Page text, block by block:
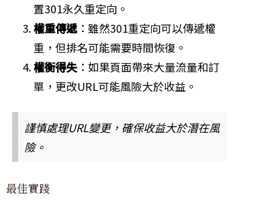
置301永久重定向。
權重傳遞：雖然301重定向可以傳遞權
重，但排名可能需要時間恢復。
權衡得失：如果頁面帶來大量流量和訂
單，更改URL可能風險大於收益。
謹慎處理URL變更，確保收益大於潛在風
險。
最佳實踐